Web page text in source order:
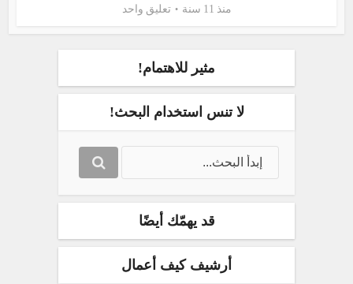
منذ 11 سنة تعليق واحد
مثير للاهتمام!
لا تنس استخدام البحث!
قد يهمّك أيضًا
أرشيف كيف أعمال